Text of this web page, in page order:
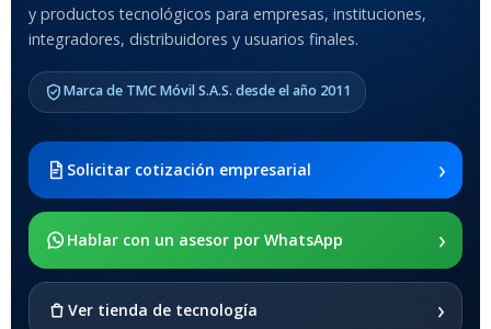
MODELO DE TABLETS
COMPATIBLES
2021 SM-x200 / Samsung
Galaxy Tab A8 10.5 2021 SM-
x205
SOPORTE DE APOYO
y productos tecnológicos para empresas, instituciones,
integradores, distribuidores y usuarios finales.
Marca de TMC Móvil S.A.S. desde el año 2011
Solicitar cotización empresarial ›
Hablar con un asesor por WhatsApp ›
Ver tienda de tecnología ›